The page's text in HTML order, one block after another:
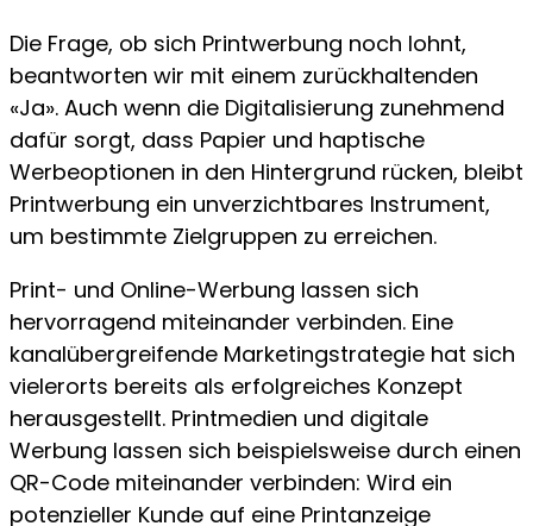
Die Frage, ob sich Printwerbung noch lohnt,
beantworten wir mit einem zurückhaltenden
«Ja». Auch wenn die Digitalisierung zunehmend
dafür sorgt, dass Papier und haptische
Werbeoptionen in den Hintergrund rücken, bleibt
Printwerbung ein unverzichtbares Instrument,
um bestimmte Zielgruppen zu erreichen.
Print- und Online-Werbung lassen sich
hervorragend miteinander verbinden. Eine
kanalübergreifende Marketingstrategie hat sich
vielerorts bereits als erfolgreiches Konzept
herausgestellt. Printmedien und digitale
Werbung lassen sich beispielsweise durch einen
QR-Code miteinander verbinden: Wird ein
potenzieller Kunde auf eine Printanzeige